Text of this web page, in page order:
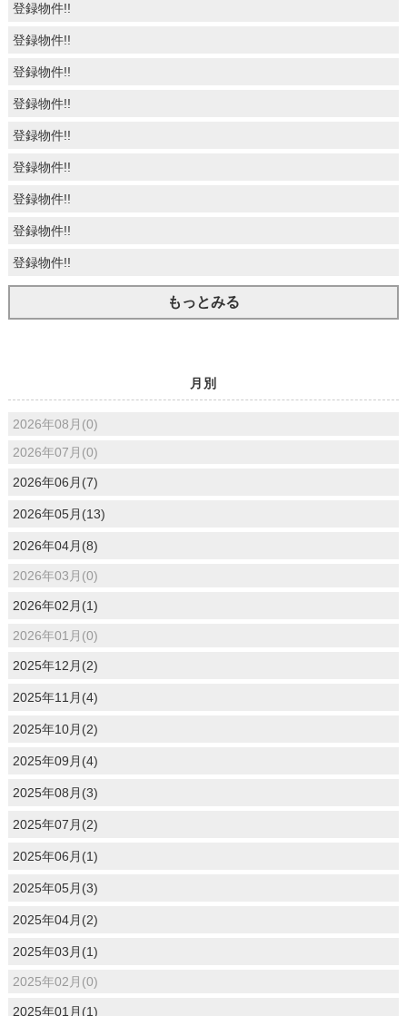
登録物件!!
登録物件!!
登録物件!!
登録物件!!
登録物件!!
登録物件!!
登録物件!!
登録物件!!
登録物件!!
もっとみる
月別
2026年08月(0)
2026年07月(0)
2026年06月(7)
2026年05月(13)
2026年04月(8)
2026年03月(0)
2026年02月(1)
2026年01月(0)
2025年12月(2)
2025年11月(4)
2025年10月(2)
2025年09月(4)
2025年08月(3)
2025年07月(2)
2025年06月(1)
2025年05月(3)
2025年04月(2)
2025年03月(1)
2025年02月(0)
2025年01月(1)